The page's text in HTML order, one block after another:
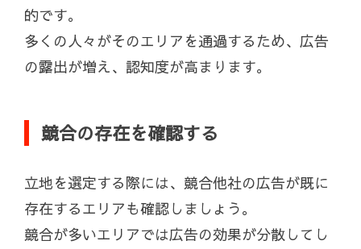
的です。
多くの人々がそのエリアを通過するため、広告
の露出が増え、認知度が高まります。
競合の存在を確認する
立地を選定する際には、競合他社の広告が既に
存在するエリアも確認しましょう。
競合が多いエリアでは広告の効果が分散してし